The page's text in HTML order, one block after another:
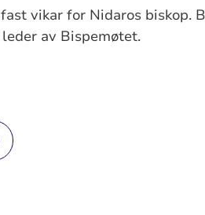
vikar for Nidaros biskop.
av Bispemøtet.